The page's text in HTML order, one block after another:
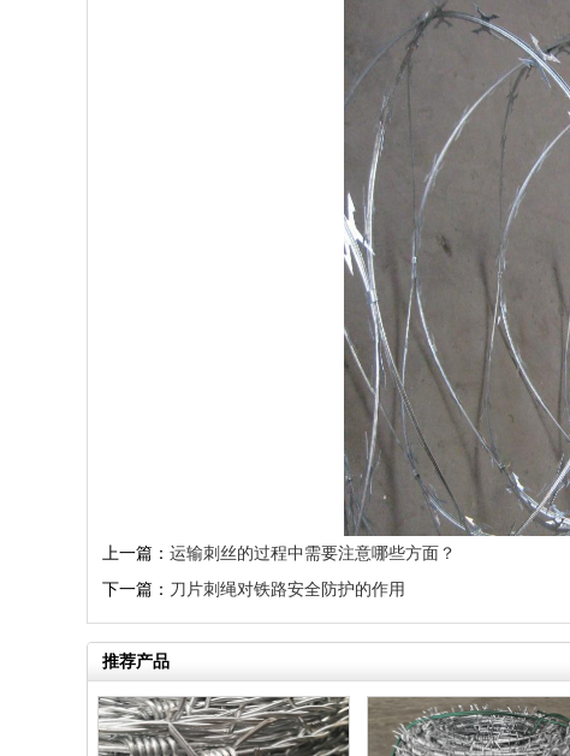
上一篇： 运输刺丝的过程中需要注意哪些方面？
下一篇： 刀片刺绳对铁路安全防护的作用
推荐产品